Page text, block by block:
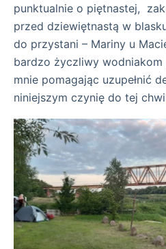
punktualnie o piętnastej,
przed dziewiętnastą w blasku
do przystani – Mariny u
bardzo życzliwy wodniakom
mnie pomagając uzupełnić
niniejszym czynię do tej